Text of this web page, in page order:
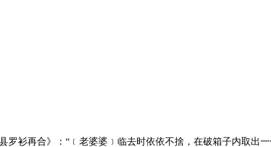
罗衫再合》：“﹝老婆婆﹞临去时依依不捨，在破箱子内取出